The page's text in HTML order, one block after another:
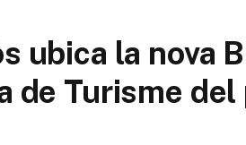
ubica la nova
de Turisme